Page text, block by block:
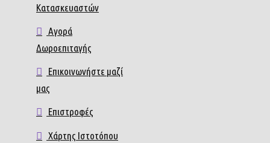
Κατασκευαστών
Αγορά
Δωροεπιταγής
Επικοινωνήστε μαζί
μας
Επιστροφές
Χάρτης Ιστοτόπου